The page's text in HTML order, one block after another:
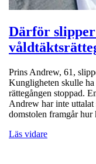
Därför
Prins Andrew, 61,
Kungligheten skulle
rättegången stoppad.
Andrew har inte
domstolen framgår
Läs vidare